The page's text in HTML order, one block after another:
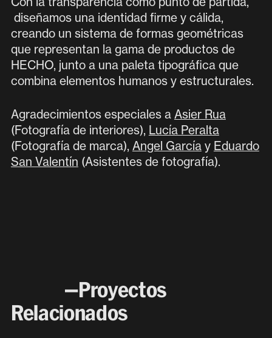
diseñamos una identidad firme y cálida,
creando un sistema de formas geométricas
que representan la gama de productos de
HECHO, junto a una paleta tipográfica que
combina elementos humanos y estructurales.
Agradecimientos especiales a Asier Rua
(Fotografía de interiores), Lucía Peralta
(Fotografía de marca), Angel Garcíay Eduardo
San Valentín (Asistentes de fotografía).
—Proyectos
Relacionados